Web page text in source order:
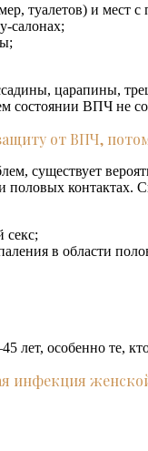
туалетов) и мест
салонах;
царапины,
состоянии ВПЧ не
от ВПЧ,
существует
контактах.
секс;
в области
лет, особенно те,
инфекция